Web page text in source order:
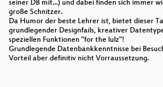
seiner DB mit...) und dabei finden sich immer
große Schnitzer.
Da Humor der beste Lehrer ist, bietet dieser
grundlegender Designfails, kreativer
speziellen Funktionen "for the lulz"!
Grundlegende Datenbankkenntnisse bei
Vorteil aber definitiv nicht Vorraussetzung.